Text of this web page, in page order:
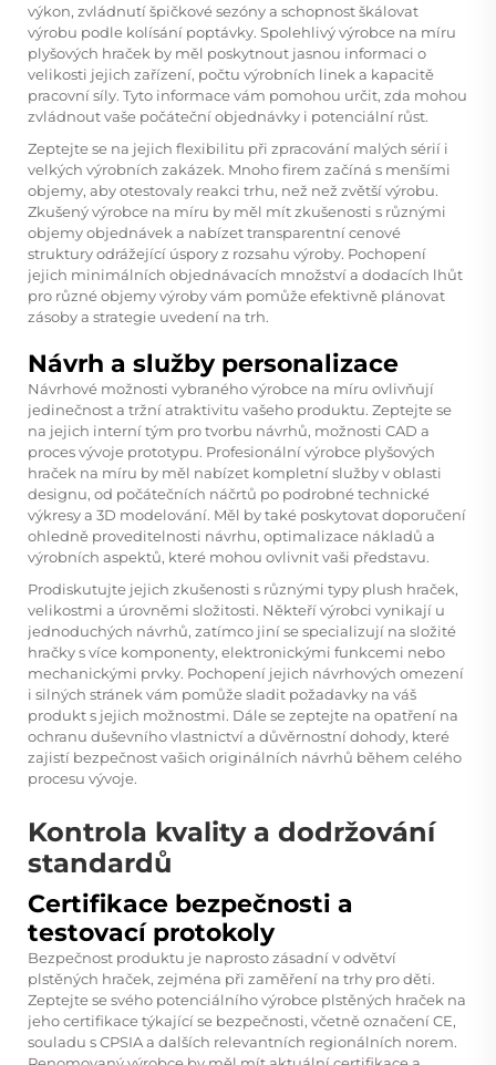
výkon, zvládnutí špičkové sezóny a schopnost škálovat
výrobu podle kolísání poptávky. Spolehlivý výrobce na míru
plyšových hraček by měl poskytnout jasnou informaci o
velikosti jejich zařízení, počtu výrobních linek a kapacitě
pracovní síly. Tyto informace vám pomohou určit, zda mohou
zvládnout vaše počáteční objednávky i potenciální růst.
Zeptejte se na jejich flexibilitu při zpracování malých sérií i
velkých výrobních zakázek. Mnoho firem začíná s menšími
objemy, aby otestovaly reakci trhu, než než zvětší výrobu.
Zkušený výrobce na míru by měl mít zkušenosti s různými
objemy objednávek a nabízet transparentní cenové
struktury odrážející úspory z rozsahu výroby. Pochopení
jejich minimálních objednávacích množství a dodacích lhůt
pro různé objemy výroby vám pomůže efektivně plánovat
zásoby a strategie uvedení na trh.
Návrh a služby personalizace
Návrhové možnosti vybraného výrobce na míru ovlivňují
jedinečnost a tržní atraktivitu vašeho produktu. Zeptejte se
na jejich interní tým pro tvorbu návrhů, možnosti CAD a
proces vývoje prototypu. Profesionální výrobce plyšových
hraček na míru by měl nabízet kompletní služby v oblasti
designu, od počátečních náčrtů po podrobné technické
výkresy a 3D modelování. Měl by také poskytovat doporučení
ohledně proveditelnosti návrhu, optimalizace nákladů a
výrobních aspektů, které mohou ovlivnit vaši představu.
Prodiskutujte jejich zkušenosti s různými typy plush hraček,
velikostmi a úrovněmi složitosti. Někteří výrobci vynikají u
jednoduchých návrhů, zatímco jiní se specializují na složité
hračky s více komponenty, elektronickými funkcemi nebo
mechanickými prvky. Pochopení jejich návrhových omezení
i silných stránek vám pomůže sladit požadavky na váš
produkt s jejich možnostmi. Dále se zeptejte na opatření na
ochranu duševního vlastnictví a důvěrnostní dohody, které
zajistí bezpečnost vašich originálních návrhů během celého
procesu vývoje.
Kontrola kvality a dodržování
standardů
Certifikace bezpečnosti a
testovací protokoly
Bezpečnost produktu je naprosto zásadní v odvětví
plstěných hraček, zejména při zaměření na trhy pro děti.
Zeptejte se svého potenciálního výrobce plstěných hraček na
jeho certifikace týkající se bezpečnosti, včetně označení CE,
souladu s CPSIA a dalších relevantních regionálních norem.